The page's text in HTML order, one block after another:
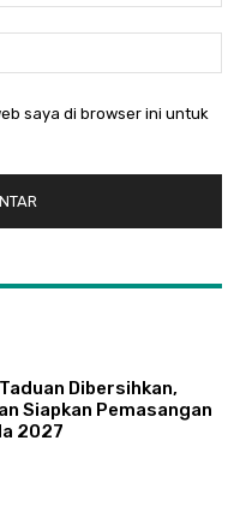
saya di browser ini untuk
Dibersihkan,
Siapkan Pemasangan
2027